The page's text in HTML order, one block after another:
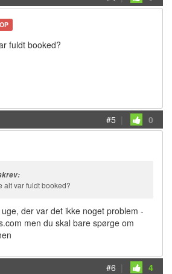
OP
fuldt booked?
#5 | 0
alt var fuldt booked?
der var det ikke noget problem -
men du skal bare spørge om
#6 | 4